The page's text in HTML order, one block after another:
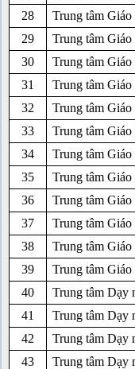
28
Trung tâm
29
Trung tâm
30
Trung tâm
31
Trung tâm
32
Trung tâm
33
Trung tâm
34
Trung tâm
35
Trung tâm
36
Trung tâm
37
Trung tâm
38
Trung tâm
39
Trung tâm
40
Trung tâm Dạy
41
Trung tâm Dạy
42
Trung tâm Dạy
43
Trung tâm Dạy